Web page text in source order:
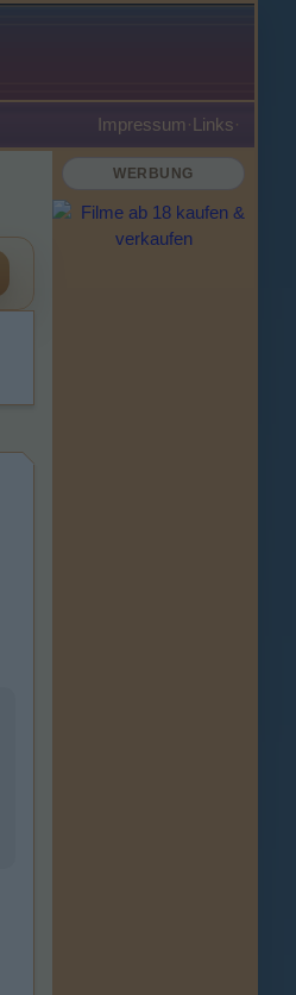
Impressum ·Links·
WERBUNG